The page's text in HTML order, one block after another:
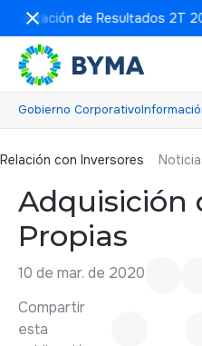
de Resultados 2T
Relación con inversores
Gobierno Corporativo
Relación con Inversores
Adquisición
Propias
10 de mar. de 2020
Compartir
esta